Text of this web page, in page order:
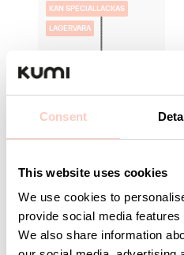
Consent
This website uses cookies
We use cookies to
provide social media
We also share information
KAN SPECIALLACKAS
LAGERVARA
Svart
Logga in för pris
och lagerstatus